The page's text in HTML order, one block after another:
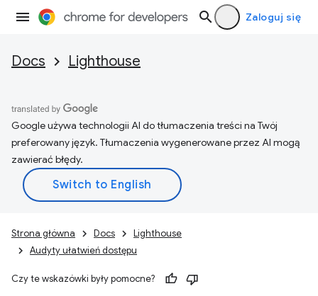
Zaloguj się
Docs Lighthouse
Google używa technologii AI do tłumaczenia treści na Twój
preferowany język. Tłumaczenia wygenerowane przez AI mogą
zawierać błędy.
Strona główna Docs
Lighthouse
Audyty ułatwień dostępu
Czy te wskazówki były pomocne?